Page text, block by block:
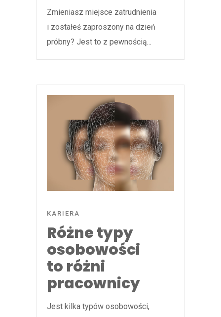
Zmieniasz miejsce zatrudnienia
i zostałeś zaproszony na dzień
próbny? Jest to z pewnością...
KARIERA
Różne typy
osobowości
to różni
pracownicy
Jest kilka typów osobowości,